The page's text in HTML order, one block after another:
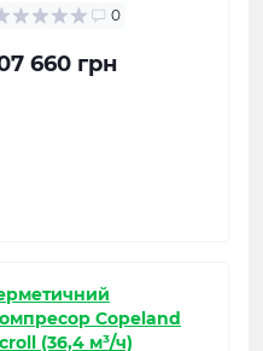
0
660 грн
Copeland
(36,4 м³/ч)